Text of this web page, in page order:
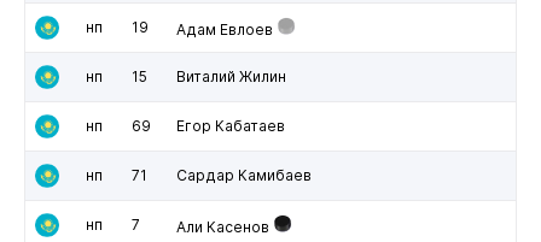
нп 19 Адам Евлоев
нп 15 Виталий Жилин
нп 69 Егор Кабатаев
нп 71 Сардар Камибаев
нп 7 Али Касенов